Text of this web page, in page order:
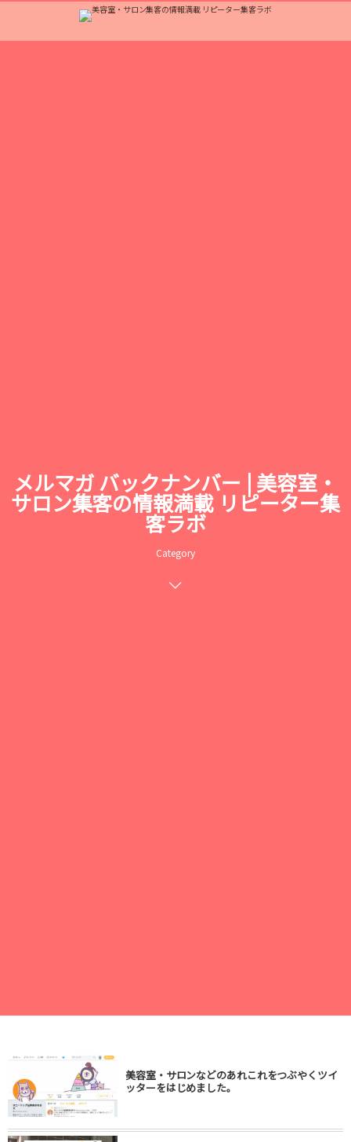
メルマガ バックナンバー | 美容室・
サロン集客の情報満載 リピーター集
客ラボ
Category
美容室・サロンなどのあれこれをつぶやくツイ
ッターをはじめました。